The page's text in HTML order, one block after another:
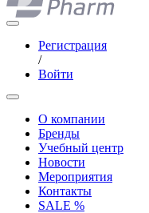
Регистрация
/
Войти
О компании
Бренды
Учебный центр
Новости
Мероприятия
Контакты
SALE %